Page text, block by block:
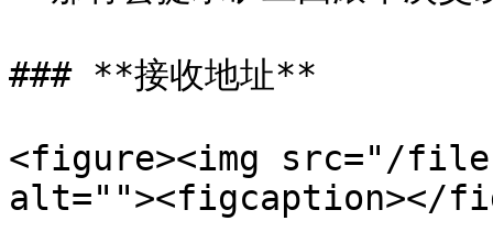
### **接收地址**
<figure><img src="/
alt=""><figcaption></